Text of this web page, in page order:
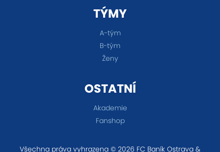
TÝMY
A-tým
B-tým
Ženy
OSTATNÍ
Akademie
Fanshop
Všechna práva vyhrazena © 2026 FC Baník Ostrava &